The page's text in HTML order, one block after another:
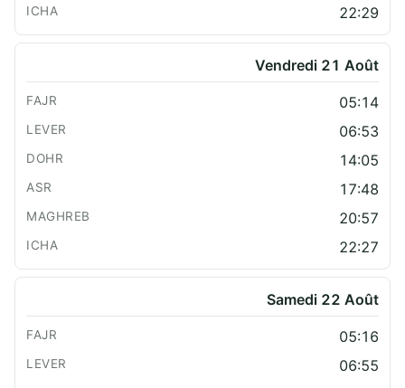
22:29
Vendredi 21 Août
05:14
06:53
14:05
17:48
20:57
22:27
Samedi 22 Août
05:16
06:55